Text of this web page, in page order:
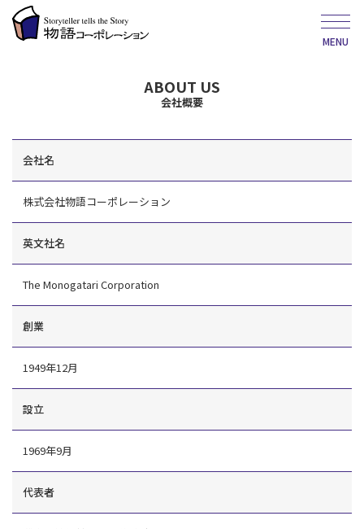
MENU
ABOUT US
会社概要
会社名
株式会社物語コーポレーション
英文社名
The Monogatari Corporation
創業
1949年12月
設立
1969年9月
代表者